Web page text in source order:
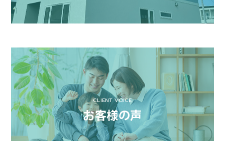
CLIENT VOICE
お客様の声